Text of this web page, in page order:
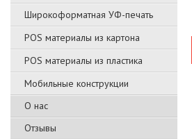
Широкоформатная УФ-печать
POS материалы из картона
POS материалы из пластика
Мобильные конструкции
О нас
Отзывы